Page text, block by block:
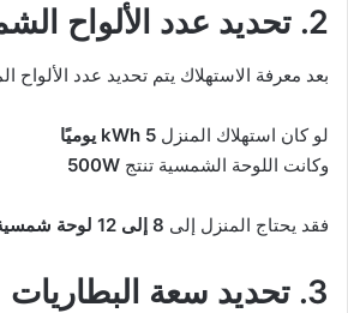
2. تحديد عدد الألواح الشمسية
بعد معرفة الاستهلاك يتم تحديد عدد الألواح
لو كان استهلاك المنزل 5 kWh يوميًا
وكانت اللوحة الشمسية تنتج 500W
فقد يحتاج المنزل إلى 8 إلى 12 لوحة شمسية
3. تحديد سعة البطاريات